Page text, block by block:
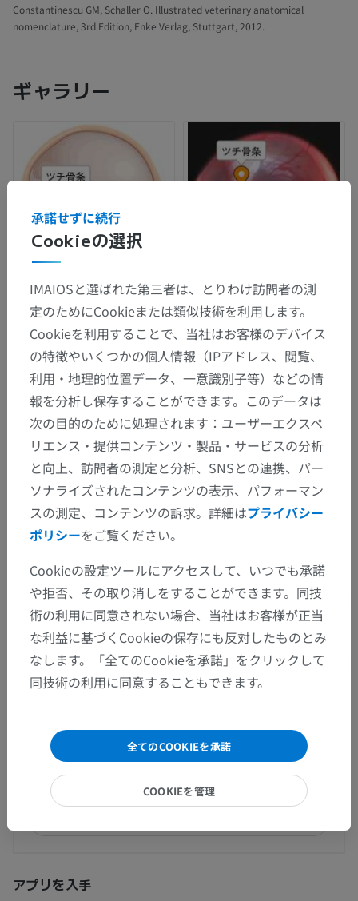
Constantinescu GM, Schaller O. Illustrated veterinary anatomical
nomenclature, 3rd Edition, Enke Verlag, Stuttgart, 2012.
ギャラリー
解剖学的階層
獣医解剖学
感覚器> 平衡聴覚器［耳］> 中耳 鼓膜>
ツチ骨条
下位構造： この解剖学的部位には下位構造がありま
せん
人間の比較解剖学
翻訳
間違いを発見しましたか？
修正や翻訳、内容の改善の提案がありましたらどう
ぞお知らせください。
アプリを入手
Cookieの選択
承諾せずに続行
IMAIOSと選ばれた第三者は、とりわけ訪問者の測
定のためにCookieまたは類似技術を利用します。
Cookieを利用することで、当社はお客様のデバイス
の特徴やいくつかの個人情報（IPアドレス、閲覧、
利用・地理的位置データ、一意識別子等）などの情
報を分析し保存することができます。このデータは
次の目的のために処理されます：ユーザーエクスペ
リエンス・提供コンテンツ・製品・サービスの分析
と向上、訪問者の測定と分析、SNSとの連携、パー
ソナライズされたコンテンツの表示、パフォーマン
スの測定、コンテンツの訴求。詳細はプライバシー
ポリシーをご覧ください。
Cookieの設定ツールにアクセスして、いつでも承諾
や拒否、その取り消しをすることができます。同技
術の利用に同意されない場合、当社はお客様が正当
な利益に基づくCookieの保存にも反対したものとみ
なします。「全てのCookieを承諾」をクリックして
同技術の利用に同意することもできます。
全てのCOOKIEを承諾
COOKIEを管理